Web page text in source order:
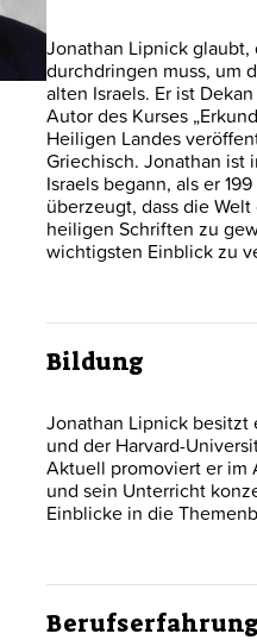
Jonathan Lipnick
durchdringen muss, um
alten Israels. Er ist
Autor des Kurses
Heiligen Landes
Griechisch. Jonathan ist
Israels begann, als er
überzeugt, dass die
heiligen Schriften zu
wichtigsten Einblick zu
Bildung
Jonathan Lipnick besitzt
und der Harvard-
Aktuell promoviert er im
und sein Unterricht
Einblicke in die
Berufserfahrung